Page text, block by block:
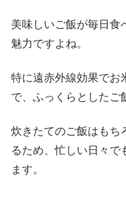
美味しいご飯が毎日食
魅力ですよね。
特に遠赤外線効果でお
で、ふっくらとしたご
炊きたてのご飯はもち
るため、忙しい日々で
ます。